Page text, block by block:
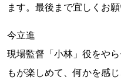
ます。最後まで宜しくお願
今立進
現場監督「小林」役をや
もが楽しめて、何かを感